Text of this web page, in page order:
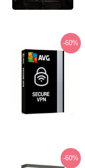
-60%
-60%